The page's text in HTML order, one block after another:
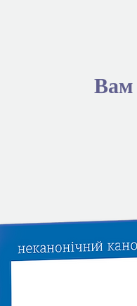
Вам